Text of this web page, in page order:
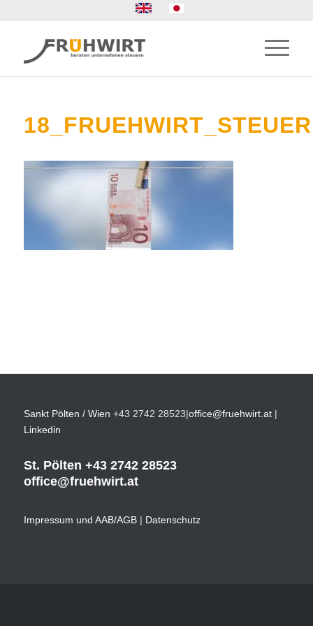
Sankt Pölten / Wien +43 2742 28523|office@fruehwirt.at|
Linkedin
St. Pölten +43 2742 28523
office@fruehwirt.at
Impressum und AAB/AGB| Datenschutz